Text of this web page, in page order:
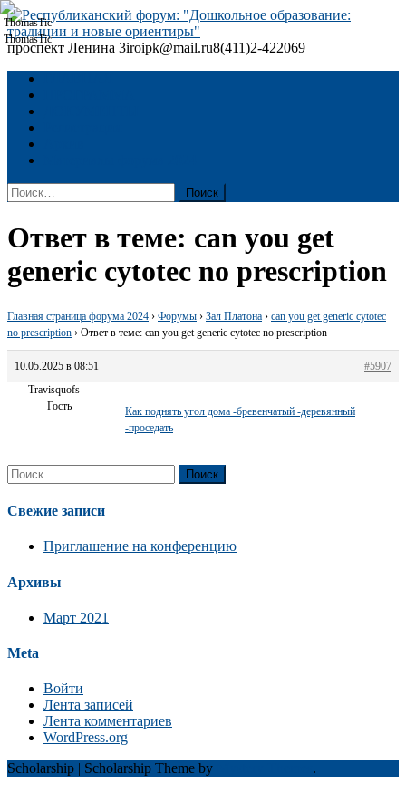
Skip
to
content
и новые ориентиры"
проспект Ленина 3iroipk@mail.ru8(411)2-422069
Найти:
Ответ в теме: can you get
generic cytotec no prescription
Главная страница форума 2024 › Форумы › Зал Платона › can you get generic cytotec
no prescription › Ответ в теме: can you get generic cytotec no prescription
10.05.2025 в 08:51
#5907
Travisquofs
Гость
Как поднять угол дома -бревенчатый -деревянный
-проседать
Найти:
Свежие записи
Приглашение на конференцию
Архивы
Март 2021
Meta
Войти
Лента записей
Лента комментариев
WordPress.org
Scholarship
Scholarship Theme by .